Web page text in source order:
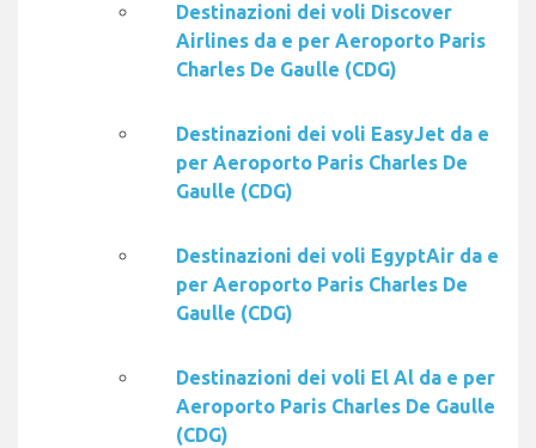
Destinazioni dei voli Discover
Airlines da e per Aeroporto Paris
Charles De Gaulle (CDG)
Destinazioni dei voli EasyJet da e
per Aeroporto Paris Charles De
Gaulle (CDG)
Destinazioni dei voli EgyptAir da e
per Aeroporto Paris Charles De
Gaulle (CDG)
Destinazioni dei voli El Al da e per
Aeroporto Paris Charles De Gaulle
(CDG)